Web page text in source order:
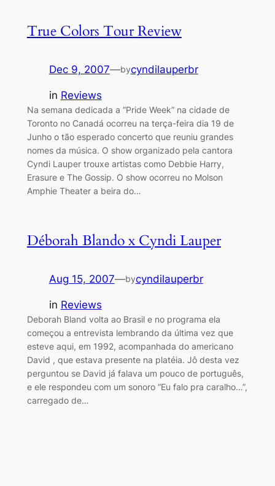
True Colors Tour Review
Dec 9, 2007—bycyndilauperbr
in Reviews
Na semana dedicada a “Pride Week” na cidade de
Toronto no Canadá ocorreu na terça-feira dia 19 de
Junho o tão esperado concerto que reuniu grandes
nomes da música. O show organizado pela cantora
Cyndi Lauper trouxe artistas como Debbie Harry,
Erasure e The Gossip. O show ocorreu no Molson
Amphie Theater a beira do…
Déborah Blando x Cyndi Lauper
Aug 15, 2007—bycyndilauperbr
in Reviews
Deborah Bland volta ao Brasil e no programa ela
começou a entrevista lembrando da última vez que
esteve aqui, em 1992, acompanhada do americano
David , que estava presente na platéia. Jô desta vez
perguntou se David já falava um pouco de português,
e ele respondeu com um sonoro “Eu falo pra caralho…”,
carregado de…